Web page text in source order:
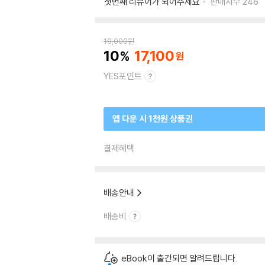
19,000원
10 17,100
YES포인트
앱 다운 시 1천원 상품권
결제혜택
배송안내
배송비
eBook이 출간되면 알려드립니다.